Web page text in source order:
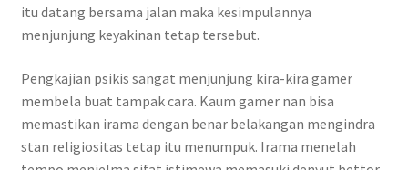
itu datang bersama jalan maka kesimpulannya
menjunjung keyakinan tetap tersebut.
Pengkajian psikis sangat menjunjung kira-kira gamer
membela buat tampak cara. Kaum gamer nan bisa
memastikan irama dengan benar belakangan mengindra
stan religiositas tetap itu menumpuk. Irama menelah